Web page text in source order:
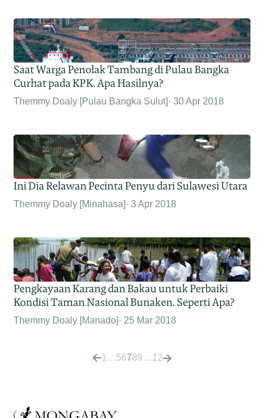
Saat Warga Penolak Tambang di Pulau Bangka
Curhat pada KPK. Apa Hasilnya?
Themmy Doaly [Pulau Bangka Sulut] 30 Apr 2018
Ini Dia Relawan Pecinta Penyu dari Sulawesi Utara
Themmy Doaly [Minahasa] 3 Apr 2018
Pengkayaan Karang dan Bakau untuk Perbaiki
Kondisi Taman Nasional Bunaken. Seperti Apa?
Themmy Doaly [Manado] 25 Mar 2018
1…56789…12